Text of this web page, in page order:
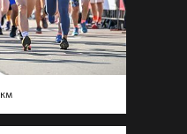
км